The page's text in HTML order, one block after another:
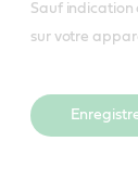
Sauf indication
sur votre